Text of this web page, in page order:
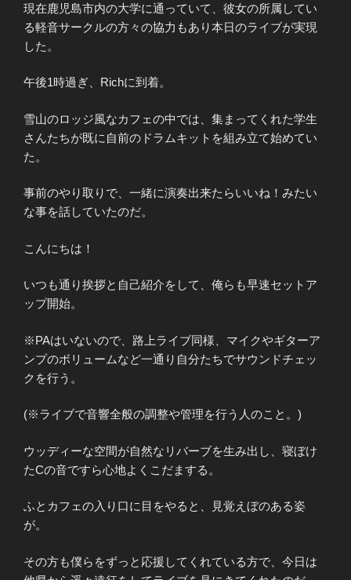
現在鹿児島市内の大学に通っていて、彼女の所属してい
る軽音サークルの方々の協力もあり本日のライブが実現
した。
午後1時過ぎ、Richに到着。
雪山のロッジ風なカフェの中では、集まってくれた学生
さんたちが既に自前のドラムキットを組み立て始めてい
た。
事前のやり取りで、一緒に演奏出来たらいいね！みたい
な事を話していたのだ。
こんにちは！
いつも通り挨拶と自己紹介をして、俺らも早速セットア
ップ開始。
※PAはいないので、路上ライブ同様、マイクやギターア
ンプのボリュームなど一通り自分たちでサウンドチェッ
クを行う。
(※ライブで音響全般の調整や管理を行う人のこと。)
ウッディーな空間が自然なリバーブを生み出し、寝ぼけ
たCの音ですら心地よくこだまする。
ふとカフェの入り口に目をやると、見覚えぼのある姿
が。
その方も僕らをずっと応援してくれている方で、今日は